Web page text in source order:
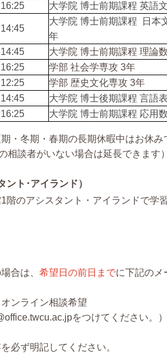
大学院 博士前期課程 英語
大学院 博士前期課程
日本
年
大学院 博士前期課程 理論
学部 社会学専攻 3年
学部 歴史文化専攻 3年
大学院 博士後期課程 言語
大学院 博士前期課程 応用
・冬期・春期の長期休暇中はお休み
相談者がいない場合は延長できます）
ト･アイランド）
階のアシスタント・アイランドで学
合は、 希望日の前日までに下記のメ
ンライン相談希望
をつけてください。）
必ず明記してください。